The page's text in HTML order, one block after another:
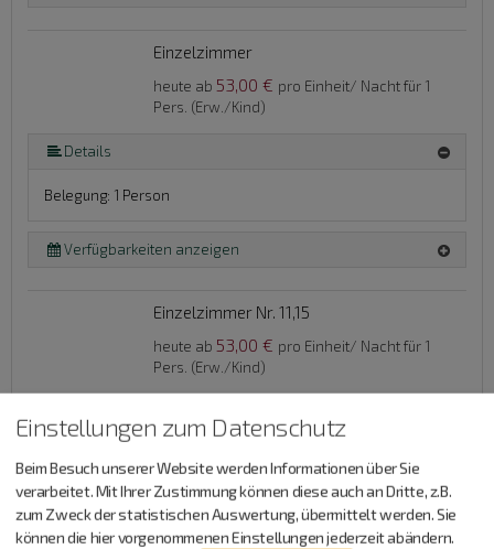
Einzelzimmer
heute ab 53,00 € pro Einheit/ Nacht für 1
Pers. (Erw./Kind)
Details
Belegung: 1 Person
Verfügbarkeiten anzeigen
Einzelzimmer Nr. 11,15
heute ab 53,00 € pro Einheit/ Nacht für 1
Pers. (Erw./Kind)
Verfügbarkeiten anzeigen
Einstellungen zum Datenschutz
Beim Besuch unserer Website werden Informationen über Sie
verarbeitet. Mit Ihrer Zustimmung können diese auch an Dritte, z.B.
zum Zweck der statistischen Auswertung, übermittelt werden. Sie
können die hier vorgenommenen Einstellungen jederzeit abändern.